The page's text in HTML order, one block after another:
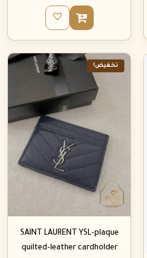
تخفيض!
SAINT LAURENT YSL-plaque
quilted-leather cardholder